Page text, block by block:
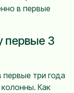
в первые
первые 3
три года
Как